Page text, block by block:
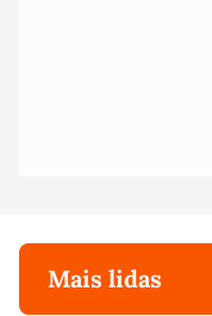
Mais lidas